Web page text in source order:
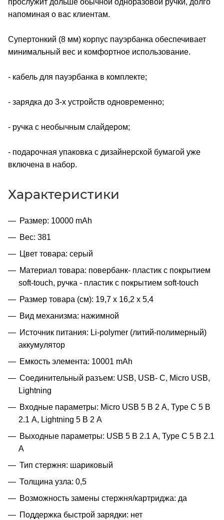
прослужит дольше обычной одноразовой ручки, долго
напоминая о вас клиентам.
Супертонкий (8 мм) корпус пауэрбанка обеспечивает
минимальный вес и комфортное использование.
- кабель для пауэрбанка в комплекте;
- зарядка до 3-х устройств одновременно;
- ручка с необычным слайдером;
- подарочная упаковка с дизайнерской бумагой уже
включена в набор.
Характеристики
Размер: 10000 mAh
Вес: 381
Цвет товара: серый
Материал товара: повербанк- пластик с покрытием
soft-touch, ручка - пластик с покрытием soft-touch
Размер товара (см): 19,7 х 16,2 х 5,4
Вид механизма: нажимной
Источник питания: Li-polymer (литий-полимерный)
аккумулятор
Емкость элемента: 10001 mAh
Соединительный разъем: USB, USB- C, Micro USB,
Lightning
Входные параметры: Micro USB 5 В 2 А, Type C 5 В
2.1 А, Lightning 5 В 2 А
Выходные параметры: USB 5 В 2.1 A, Type C 5 В 2.1
A
Тип стержня: шариковый
Толщина узла: 0,5
Возможность замены стержня/картриджа: да
Поддержка быстрой зарядки: нет